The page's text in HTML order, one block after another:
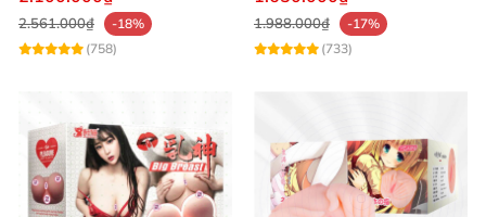
2.561.000₫
-18%
(758)
1.988.000₫
-17%
(733)